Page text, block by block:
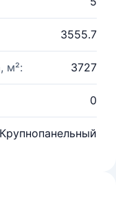
3555.7
м²: 3727
0
Крупнопанельный